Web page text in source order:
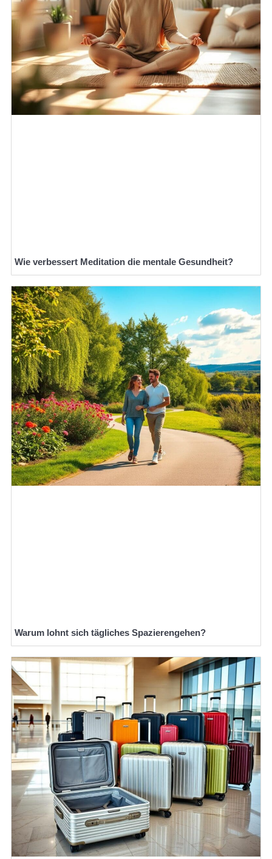
Wie verbessert Meditation die mentale Gesundheit?
Warum lohnt sich tägliches Spazierengehen?